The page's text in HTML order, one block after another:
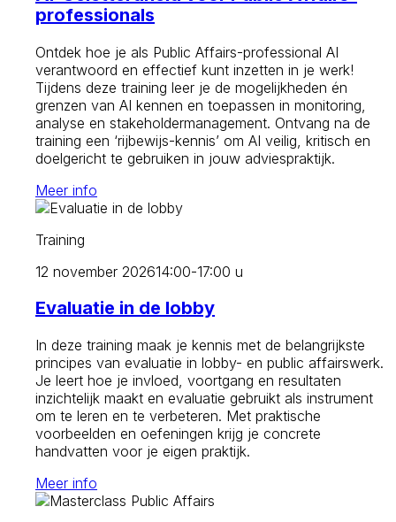
professionals
Ontdek hoe je als Public Affairs-professional AI
verantwoord en effectief kunt inzetten in je werk!
Tijdens deze training leer je de mogelijkheden én
grenzen van AI kennen en toepassen in monitoring,
analyse en stakeholdermanagement. Ontvang na de
training een ‘rijbewijs-kennis’ om AI veilig, kritisch en
doelgericht te gebruiken in jouw adviespraktijk.
Meer info
Training
12 november 202614:00-17:00 u
Evaluatie in de lobby
In deze training maak je kennis met de belangrijkste
principes van evaluatie in lobby- en public affairswerk.
Je leert hoe je invloed, voortgang en resultaten
inzichtelijk maakt en evaluatie gebruikt als instrument
om te leren en te verbeteren. Met praktische
voorbeelden en oefeningen krijg je concrete
handvatten voor je eigen praktijk.
Meer info